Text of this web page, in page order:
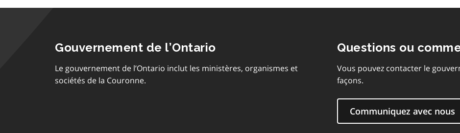
Gouvernement de l’Ontario
Le gouvernement de l’Ontario inclut les ministères, organismes et
sociétés de la Couronne.
Questions ou
Vous pouvez contacter le
façons.
Communiquez avec nous